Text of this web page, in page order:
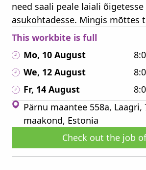
need saali peale laiali õigetesse
asukohtadesse. Mingis mõttes
This workbite is full
Mo, 10 August
We, 12 August
Fr, 14 August
Pärnu maantee 558a, Laagri,
maakond, Estonia
Check out the job